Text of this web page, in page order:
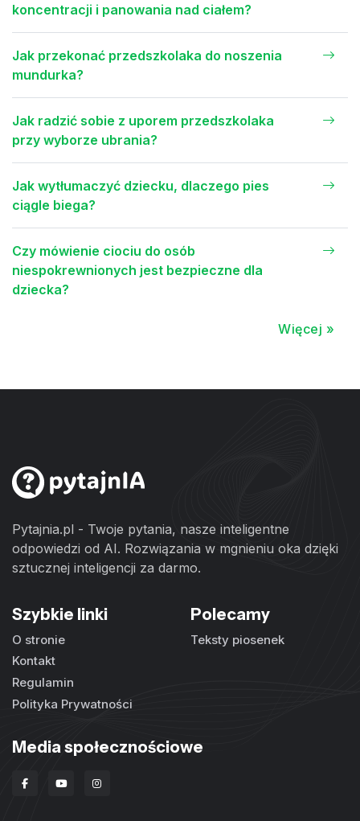
koncentracji i panowania nad ciałem?
Jak przekonać przedszkolaka do noszenia
mundurka?
Jak radzić sobie z uporem przedszkolaka
przy wyborze ubrania?
Jak wytłumaczyć dziecku, dlaczego pies
ciągle biega?
Czy mówienie ciociu do osób
niespokrewnionych jest bezpieczne dla
dziecka?
Więcej »
Pytajnia.pl - Twoje pytania, nasze inteligentne
odpowiedzi od AI. Rozwiązania w mgnieniu oka dzięki
sztucznej inteligencji za darmo.
Szybkie linki
O stronie
Kontakt
Regulamin
Polityka Prywatności
Polecamy
Teksty piosenek
Media społecznościowe